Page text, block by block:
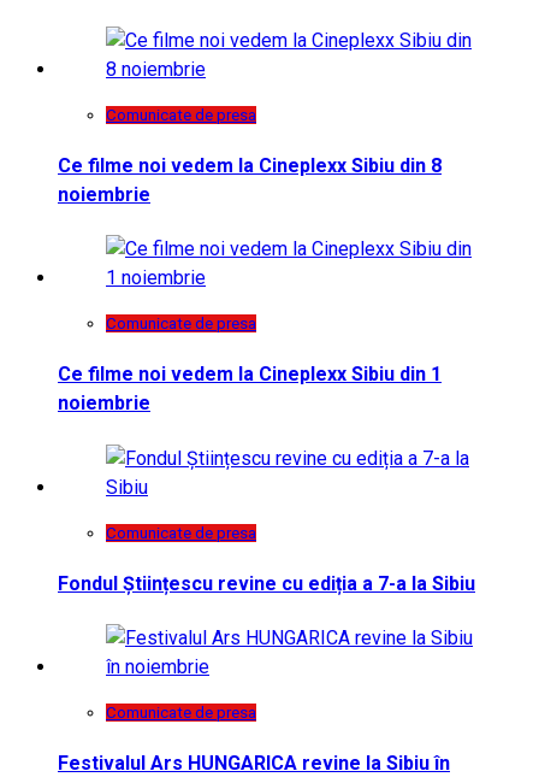
Comunicate de presa
Ce filme noi vedem la Cineplexx Sibiu din 8
noiembrie
Comunicate de presa
Ce filme noi vedem la Cineplexx Sibiu din 1
noiembrie
Comunicate de presa
Fondul Științescu revine cu ediția a 7-a la Sibiu
Comunicate de presa
Festivalul Ars HUNGARICA revine la Sibiu în